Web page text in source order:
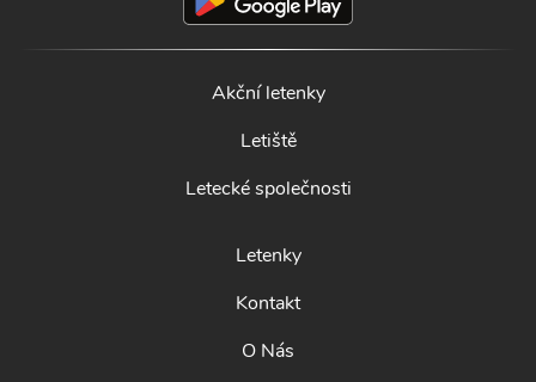
Akční letenky
Letiště
Letecké společnosti
Letenky
Kontakt
O Nás